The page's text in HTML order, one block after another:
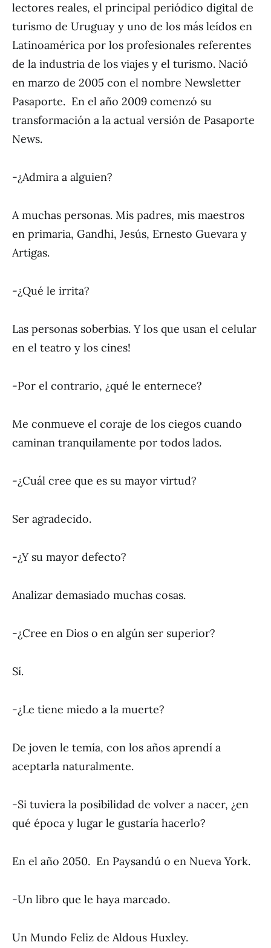
lectores reales, el principal periódico digital de
turismo de Uruguay y uno de los más leídos en
Latinoamérica por los profesionales referentes
de la industria de los viajes y el turismo. Nació
en marzo de 2005 con el nombre Newsletter
Pasaporte. En el año 2009 comenzó su
transformación a la actual versión de Pasaporte
News.
-¿Admira a alguien?
A muchas personas. Mis padres, mis maestros
en primaria, Gandhi, Jesús, Ernesto Guevara y
Artigas.
-¿Qué le irrita?
Las personas soberbias. Y los que usan el celular
en el teatro y los cines!
-Por el contrario, ¿qué le enternece?
Me conmueve el coraje de los ciegos cuando
caminan tranquilamente por todos lados.
-¿Cuál cree que es su mayor virtud?
Ser agradecido.
-¿Y su mayor defecto?
Analizar demasiado muchas cosas.
-¿Cree en Dios o en algún ser superior?
Sí.
-¿Le tiene miedo a la muerte?
De joven le temía, con los años aprendí a
aceptarla naturalmente.
-Si tuviera la posibilidad de volver a nacer, ¿en
qué época y lugar le gustaría hacerlo?
En el año 2050. En Paysandú o en Nueva York.
-Un libro que le haya marcado.
Un Mundo Feliz de Aldous Huxley.